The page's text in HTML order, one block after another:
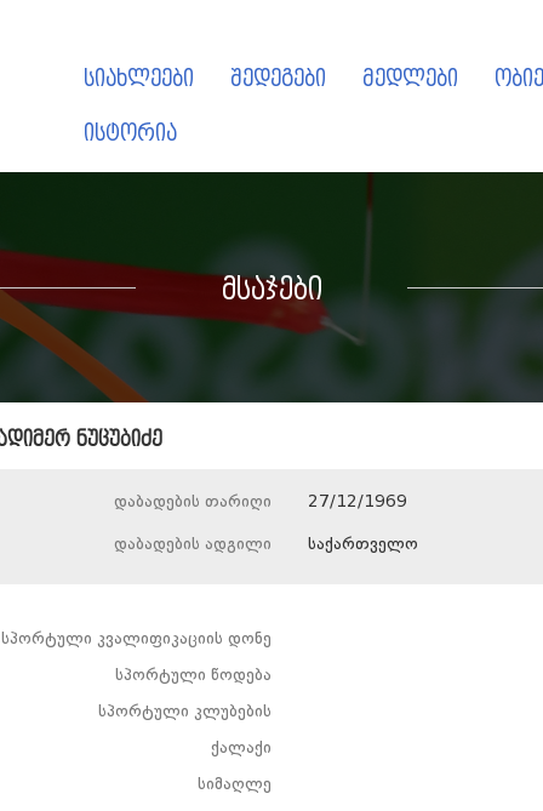
სიახლეები შედეგები მედლები
ისტორია
მსაჯები
ნუცუბიძე
დაბადების თარიღი 27/12/1969
დაბადების ადგილი საქართველო
სპორტული კვალიფიკაციის დონე
სპორტული წოდება
სპორტული კლუბების
ქალაქი
სიმაღლე